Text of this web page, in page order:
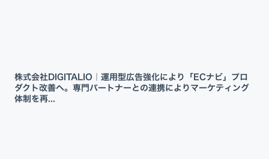
株式会社DIGITALIO｜運用型広告強化により「ECナビ」プロ
ダクト改善へ。専門パートナーとの連携によりマーケティング
体制を再...